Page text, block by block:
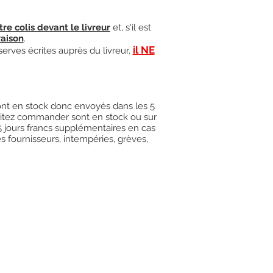
colis devant le livreur et, s'il est
.
écrites auprès du livreur, il NE
en stock donc envoyés dans les 5
commander sont en stock ou sur
francs supplémentaires en cas
fournisseurs, intempéries, grèves,